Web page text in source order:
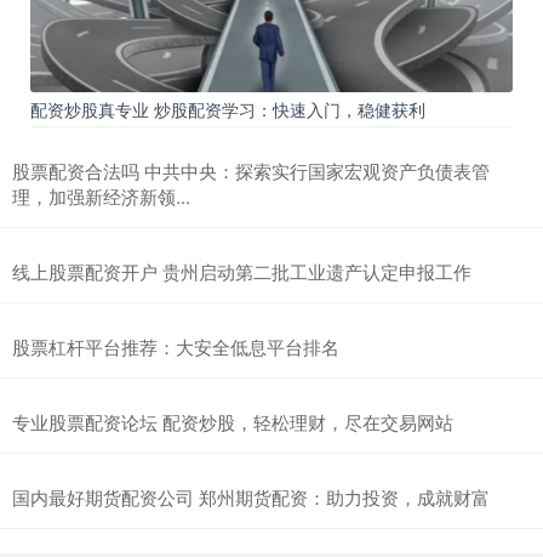
配资炒股真专业 炒股配资学习：快速入门，稳健获利
股票配资合法吗 中共中央：探索实行国家宏观资产负债表管
理，加强新经济新领...
线上股票配资开户 贵州启动第二批工业遗产认定申报工作
股票杠杆平台推荐：大安全低息平台排名
专业股票配资论坛 配资炒股，轻松理财，尽在交易网站
国内最好期货配资公司 郑州期货配资：助力投资，成就财富